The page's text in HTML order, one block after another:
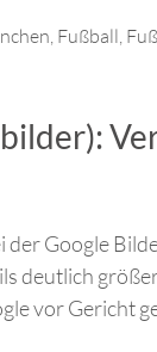
Fußball
Google
deutlich
vor Gericht